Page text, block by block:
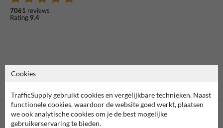
7061 reviews
Rating 9.4
Cookies
TrafficSupply gebruikt cookies en vergelijkbare technieken. Naast
functionele cookies, waardoor de website goed werkt, plaatsen
we ook analytische cookies om je de best mogelijke
gebruikerservaring te bieden.